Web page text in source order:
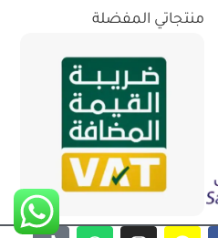
منتجاتي المفضلة